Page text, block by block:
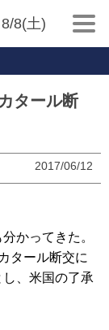
8/8(土)
タール断
2017/06/12
かってきた。
タール断交に
、米国の了承